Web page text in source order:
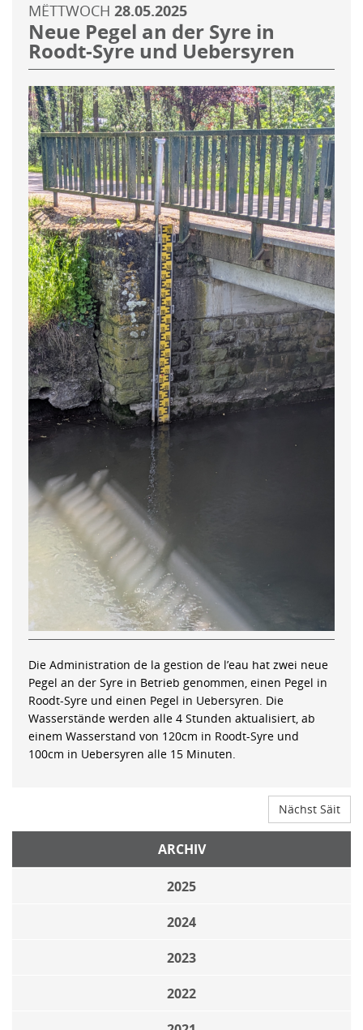
MËTTWOCH 28.05.2025
Neue Pegel an der Syre in
Roodt-Syre und Uebersyren
Die Administration de la gestion de l’eau hat zwei neue
Pegel an der Syre in Betrieb genommen, einen Pegel in
Roodt-Syre und einen Pegel in Uebersyren. Die
Wasserstände werden alle 4 Stunden aktualisiert, ab
einem Wasserstand von 120cm in Roodt-Syre und
100cm in Uebersyren alle 15 Minuten.
Nächst Säit
ARCHIV
2025
2024
2023
2022